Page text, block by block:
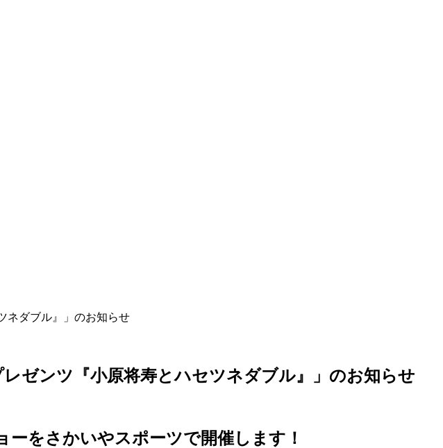
ネダブル』」のお知らせ
ゼンツ『小原将寿とハセツネダブル』」のお知らせ
をさかいやスポーツで開催します！